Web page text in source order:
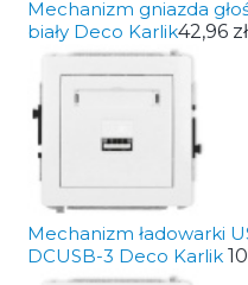
Mechanizm gniazda
biały Deco Karlik42,96 zł
Mechanizm ładowarki
DCUSB-3 Deco Karlik